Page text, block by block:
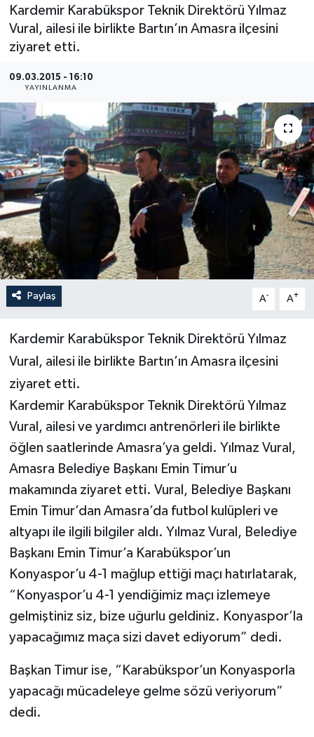
Kardemir Karabükspor Teknik Direktörü Yılmaz
Vural, ailesi ile birlikte Bartın’ın Amasra ilçesini
ziyaret etti.
09.03.2015 - 16:10
YAYINLANMA
Paylaş A- A+
Kardemir Karabükspor Teknik Direktörü Yılmaz
Vural, ailesi ile birlikte Bartın’ın Amasra ilçesini
ziyaret etti.
Kardemir Karabükspor Teknik Direktörü Yılmaz
Vural, ailesi ve yardımcı antrenörleri ile birlikte
öğlen saatlerinde Amasra’ya geldi. Yılmaz Vural,
Amasra Belediye Başkanı Emin Timur’u
makamında ziyaret etti. Vural, Belediye Başkanı
Emin Timur’dan Amasra’da futbol kulüpleri ve
altyapı ile ilgili bilgiler aldı. Yılmaz Vural, Belediye
Başkanı Emin Timur’a Karabükspor’un
Konyaspor’u 4-1 mağlup ettiği maçı hatırlatarak,
“Konyaspor’u 4-1 yendiğimiz maçı izlemeye
gelmiştiniz siz, bize uğurlu geldiniz. Konyaspor’la
yapacağımız maça sizi davet ediyorum” dedi.
Başkan Timur ise, “Karabükspor’un Konyasporla
yapacağı mücadeleye gelme sözü veriyorum”
dedi.
Medya
Sivil Toplum
Siyaset
Spor
Tarım
Turizm
Yerel Yönetimler
DÜNYA
YEREL